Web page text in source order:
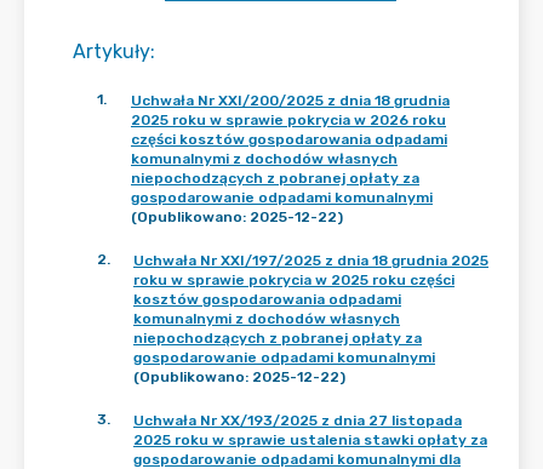
Artykuły:
1.
Uchwała Nr XXI/200/2025 z dnia 18 grudnia
2025 roku w sprawie pokrycia w 2026 roku
części kosztów gospodarowania odpadami
komunalnymi z dochodów własnych
niepochodzących z pobranej opłaty za
gospodarowanie odpadami komunalnymi
(Opublikowano: 2025-12-22)
2.
Uchwała Nr XXI/197/2025 z dnia 18 grudnia 2025
roku w sprawie pokrycia w 2025 roku części
kosztów gospodarowania odpadami
komunalnymi z dochodów własnych
niepochodzących z pobranej opłaty za
gospodarowanie odpadami komunalnymi
(Opublikowano: 2025-12-22)
3.
Uchwała Nr XX/193/2025 z dnia 27 listopada
2025 roku w sprawie ustalenia stawki opłaty za
gospodarowanie odpadami komunalnymi dla